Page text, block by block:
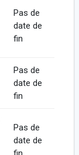
Pas de
date de
fin
Pas de
date de
fin
Pas de
date de